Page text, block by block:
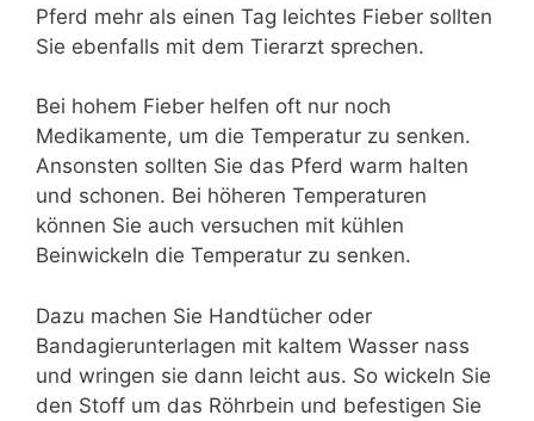
Pferd mehr als einen Tag leichtes Fieber sollten
Sie ebenfalls mit dem Tierarzt sprechen.
Bei hohem Fieber helfen oft nur noch
Medikamente, um die Temperatur zu senken.
Ansonsten sollten Sie das Pferd warm halten
und schonen. Bei höheren Temperaturen
können Sie auch versuchen mit kühlen
Beinwickeln die Temperatur zu senken.
Dazu machen Sie Handtücher oder
Bandagierunterlagen mit kaltem Wasser nass
und wringen sie dann leicht aus. So wickeln Sie
den Stoff um das Röhrbein und befestigen Sie